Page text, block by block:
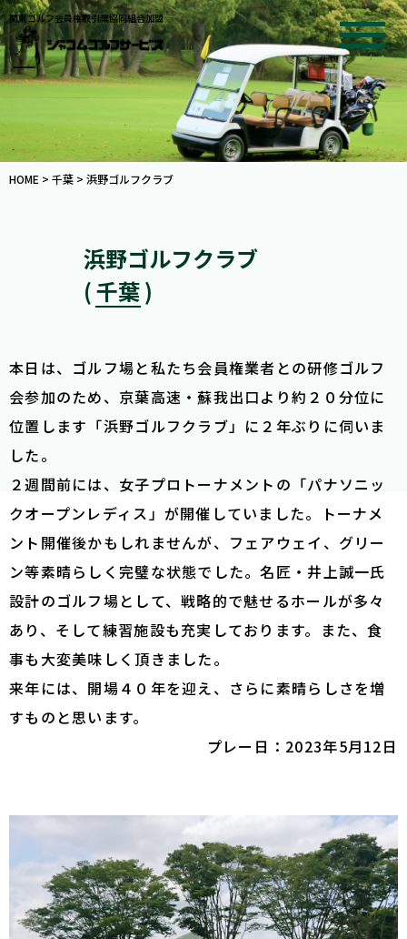
関東ゴルフ会員権取引業協同組合加盟
HOME > 千葉 > 浜野ゴルフクラブ
浜野ゴルフクラブ
( 千葉 )
本日は、ゴルフ場と私たち会員権業者との研修ゴルフ
会参加のため、京葉高速・蘇我出口より約２０分位に
位置します「浜野ゴルフクラブ」に２年ぶりに伺いま
した。
２週間前には、女子プロトーナメントの「パナソニッ
クオープンレディス」が開催していました。トーナメ
ント開催後かもしれませんが、フェアウェイ、グリー
ン等素晴らしく完璧な状態でした。名匠・井上誠一氏
設計のゴルフ場として、戦略的で魅せるホールが多々
あり、そして練習施設も充実しております。また、食
事も大変美味しく頂きました。
来年には、開場４０年を迎え、さらに素晴らしさを増
すものと思います。
プレー日：2023年5月12日